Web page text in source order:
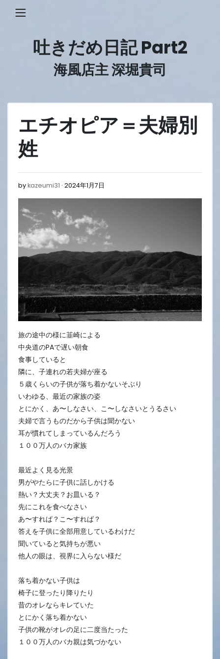
吐きだめ日記 Part2
海風店主 深堀貴司
エチオピア＝夫婦別
姓
bykazeumi31 2024年1月7日
7
日
旅の途中の様に韮崎による
中央道のPAで遅い朝食
食事していると
隣に、子連れの若夫婦が座る
５歳くらいの子供が落ち着かないそぶり
いわゆる、最近の家族の姿
とにかく、あ〜しなさい、こ〜しなさいとうるさい
夫婦で言うものだから子供は聞かない
耳が慣れてしまっているんだろう
１００万人のバカ家族
最近よく見る光景
男がやたらに子供に話しかける
熱い？大丈夫？お皿いる？
先にこれを食べなさい
あ〜すれば？こ〜すれば？
答えを子供に全部用意しているわけだ
聞いていると気持ちが悪い
他人の眼は、視界に入らない様だ
落ち着かない子供は
椅子に登ったり降りたり
昔のオレならキレていた
とにかく落ち着かない
子供の靴がオレの足に二度当たった
１００万人のバカ親は気づかない